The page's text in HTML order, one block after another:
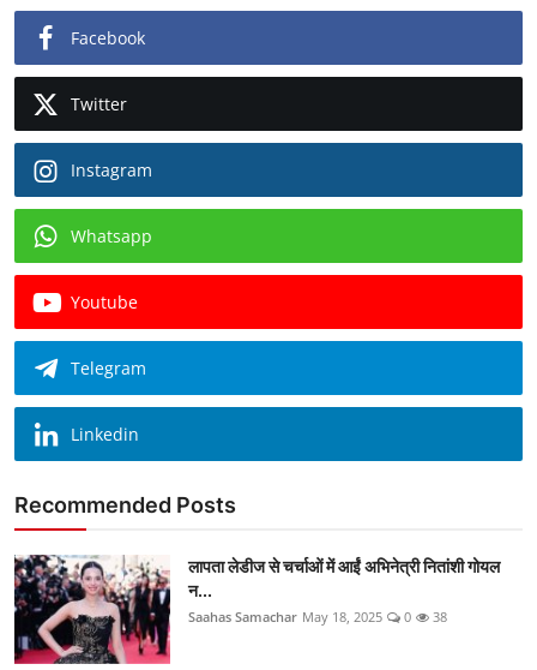
Facebook
Twitter
Instagram
Whatsapp
Youtube
Telegram
Linkedin
Recommended Posts
लापता लेडीज से चर्चाओं में आईं अभिनेत्री नितांशी गोयल
न...
Saahas Samachar May 18, 2025 0 38